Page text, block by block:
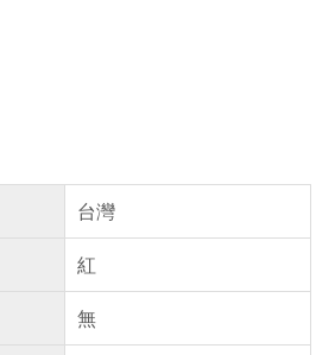
台灣
紅
無